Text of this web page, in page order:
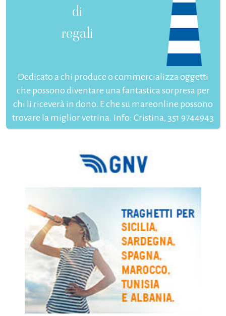
di
regali
Dedicato a chi produce o commercializza oggetti
che possono diventare una fantastica sorpresa per
chi li riceverà in dono. E che su mareonline possono
trovare la miglior vetrina. Info: Cristina, 351 9744943